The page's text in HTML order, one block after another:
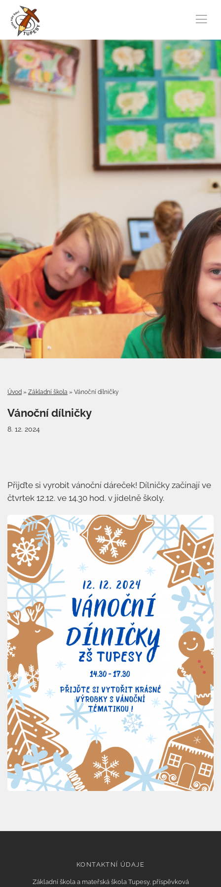
Úvod » Základní škola » Vánoční dílničky
Vánoční dílničky
8. 12. 2024
Přijďte si vyrobit vánoční dáreček! Dílničky začínají ve
čtvrtek 12.12. ve 14.30 hod. v jídelně školy.
KONTAKTNÍ ÚDAJE
Základní škola a mateřská škola Tupesy, příspěvková